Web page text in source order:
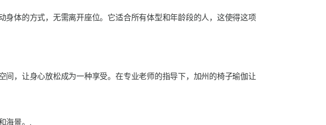
体的方式，无需离开座位。它适合所有体型和年龄段的人，这使得这项
，让身心放松成为一种享受。在专业老师的指导下，加州的椅子瑜伽让
海景。.